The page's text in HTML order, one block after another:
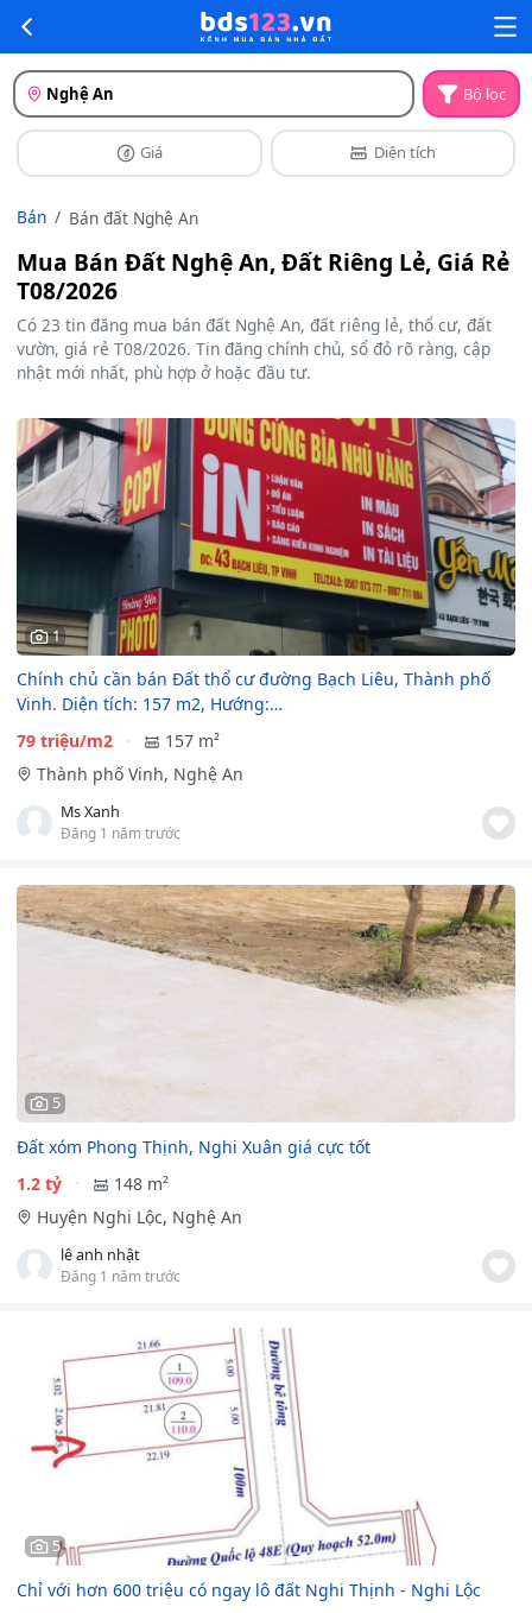
Nghệ An Bộ lọc
Giá Diện tích
Bán Bán đất Nghệ An
Mua Bán Đất Nghệ An, Đất Riêng Lẻ, Giá Rẻ
T08/2026
Có 23 tin đăng mua bán đất Nghệ An, đất riêng lẻ, thổ cư, đất
vườn, giá rẻ T08/2026. Tin đăng chính chủ, sổ đỏ rõ ràng, cập
nhật mới nhất, phù hợp ở hoặc đầu tư.
1
Chính chủ cần bán Đất thổ cư đường Bạch Liêu, Thành phố
Vinh. Diện tích: 157 m2, Hướng:…
79 triệu/m2
157 m²
Thành phố Vinh, Nghệ An
Ms Xanh
Đăng 1 năm trước
5
Đất xóm Phong Thịnh, Nghi Xuân giá cực tốt
1.2 tỷ
148 m²
Huyện Nghi Lộc, Nghệ An
lê anh nhật
Đăng 1 năm trước
5
Chỉ với hơn 600 triệu có ngay lô đất Nghi Thịnh - Nghi Lộc